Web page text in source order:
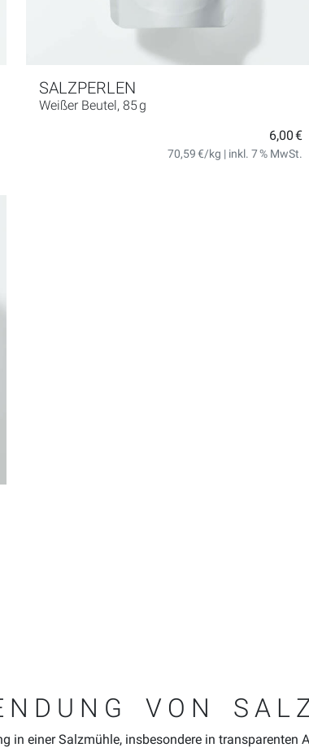
SALZPERLEN
Weißer Beutel, 85 g
6,00 €
70,59 €/kg | inkl. 7 % MwSt.
VON
in einer Salzmühle, insbesondere in transparenten